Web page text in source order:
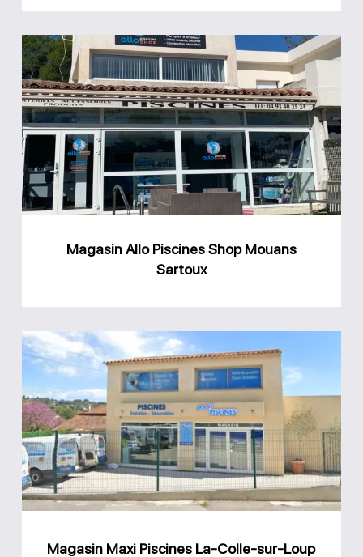
Magasin
Allo
Piscines
Shop
Mouans
Sartoux
Magasin Allo Piscines Shop Mouans
Sartoux
Magasin
Maxi
Piscines
La-
Colle-
sur-
Loup
Magasin Maxi Piscines La-Colle-sur-Loup